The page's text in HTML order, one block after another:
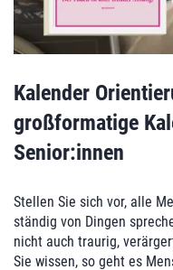
Kalender
großformatige
Senior:innen
Stellen Sie sich vor, alle
ständig von Dingen
nicht auch traurig,
Sie wissen, so geht es